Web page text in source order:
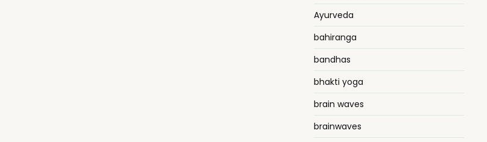
Ayurveda
bahiranga
bandhas
bhakti yoga
brain waves
brainwaves